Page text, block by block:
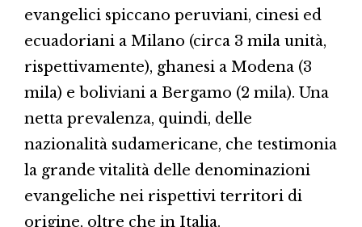
evangelici spiccano peruviani, cinesi ed
ecuadoriani a Milano (circa 3 mila unità,
rispettivamente), ghanesi a Modena (3
mila) e boliviani a Bergamo (2 mila). Una
netta prevalenza, quindi, delle
nazionalità sudamericane, che testimonia
la grande vitalità delle denominazioni
evangeliche nei rispettivi territori di
origine, oltre che in Italia.